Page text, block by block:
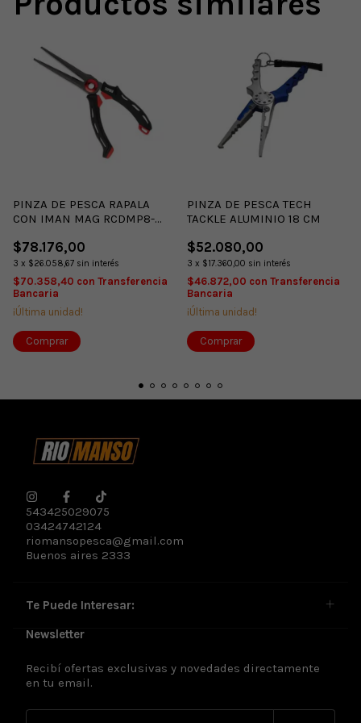
PINZA DE PESCA RAPALA
CON IMAN MAG RCDMP8-
$78.176,00
3 x $26.058,67 sin interés
$70.358,40 con Transferencia
Bancaria
¡Última unidad!
PINZA DE PESCA TECH
TACKLE ALUMINIO 18 CM
$52.080,00
3 x $17.360,00 sin interés
$46.872,00 con Transferencia
Bancaria
¡Última unidad!
543425029075
03424742124
riomansopesca@gmail.com
Buenos aires 2333
Te Puede Interesar:
Newsletter
Recibí ofertas exclusivas y novedades directamente
en tu email.